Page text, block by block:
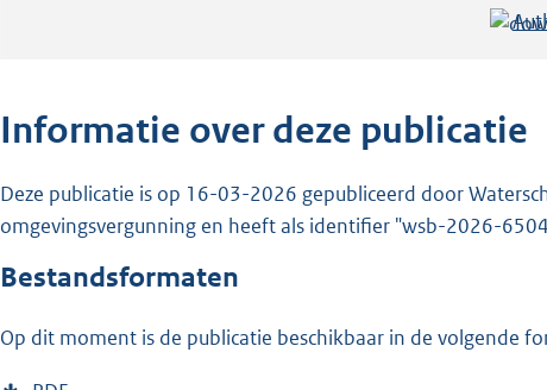
Informatie over deze publicatie
Deze publicatie is op 16-03-2026 gepubliceerd door
omgevingsvergunning en heeft als identifier "wsb-2026-
Bestandsformaten
Op dit moment is de publicatie beschikbaar in de volgende